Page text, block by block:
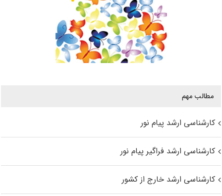
مطالب مهم
کارشناسی ارشد پیام نور
کارشناسی ارشد فراگیر پیام نور
کارشناسی ارشد خارج از کشور